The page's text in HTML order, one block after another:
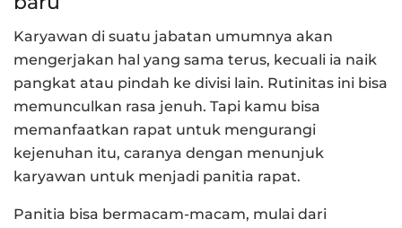
Karyawan di suatu jabatan umumnya akan
mengerjakan hal yang sama terus, kecuali ia naik
pangkat atau pindah ke divisi lain. Rutinitas ini bisa
memunculkan rasa jenuh. Tapi kamu bisa
memanfaatkan rapat untuk mengurangi
kejenuhan itu, caranya dengan menunjuk
karyawan untuk menjadi panitia rapat.
Panitia bisa bermacam-macam, mulai dari